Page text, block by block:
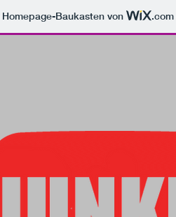
Baukasten von .com